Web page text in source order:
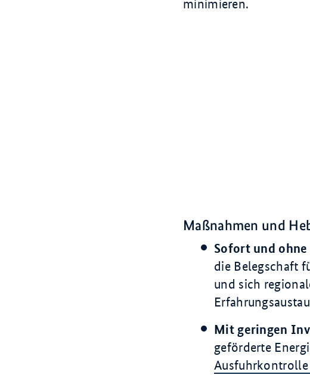
minimieren.
Maßnahmen und
Sofort und
die Belegschaft
und sich
Mit geringen
geförderte
Ausfuhrkontrolle